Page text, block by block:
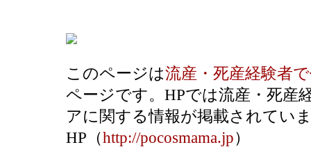
このページは流産・死産経験者
ページです。HPでは流産・死産
アに関する情報が掲載されてい
HP（http://pocosmama.jp）